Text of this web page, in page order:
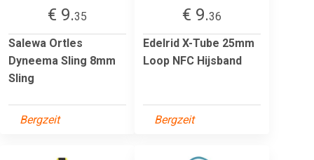
€ 9.35
Salewa Ortles
Dyneema Sling 8mm
Sling
Bergzeit
€ 9.36
Edelrid X-Tube 25mm
Loop NFC Hijsband
Bergzeit